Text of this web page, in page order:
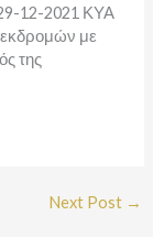
12-2021 ΚΥΑ
με
της
Next Post →